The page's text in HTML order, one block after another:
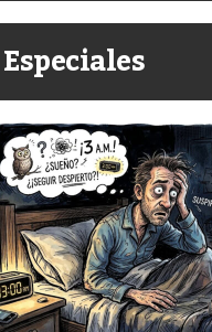
Especiales